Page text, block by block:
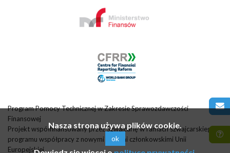
Program Pomocy Technicznej w Zakresie Sprawozdawczości
Finansowej
Projekt współfinansowany przez Szwajcarię w ramach szwajcarskiego
programu współpracy z nowymi krajami członkowskimi Unii
Europejskiej
Nasza strona używa plików cookie.
ok